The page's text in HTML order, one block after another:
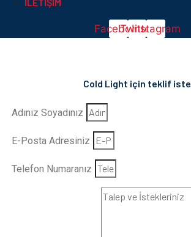
Facebook
Twitter
Instagram
Cold Light için teklif iste
Adınız Soyadınız
E-Posta Adresiniz
Telefon Numaranız